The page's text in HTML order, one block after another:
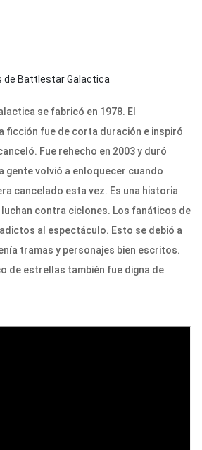
se fabricó en 1978. El
ficción fue de corta duración e inspiró
Fue rehecho en 2003 y duró
gente volvió a enloquecer cuando
cancelado esta vez. Es una historia
contra ciclones. Los fanáticos de
al espectáculo. Esto se debió a
tramas y personajes bien escritos.
de estrellas también fue digna de